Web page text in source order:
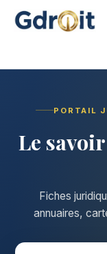
PORTAIL
Le
Fiches
annuaires,